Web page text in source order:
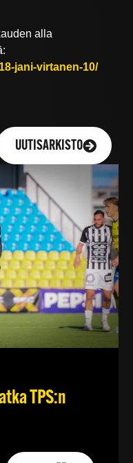
alla
jani-virtanen-10/
UUTISARKISTO
TPS:n